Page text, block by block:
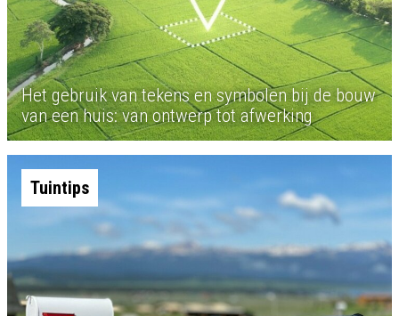
Het gebruik van tekens en symbolen bij de bouw
van een huis: van ontwerp tot afwerking
Tuintips